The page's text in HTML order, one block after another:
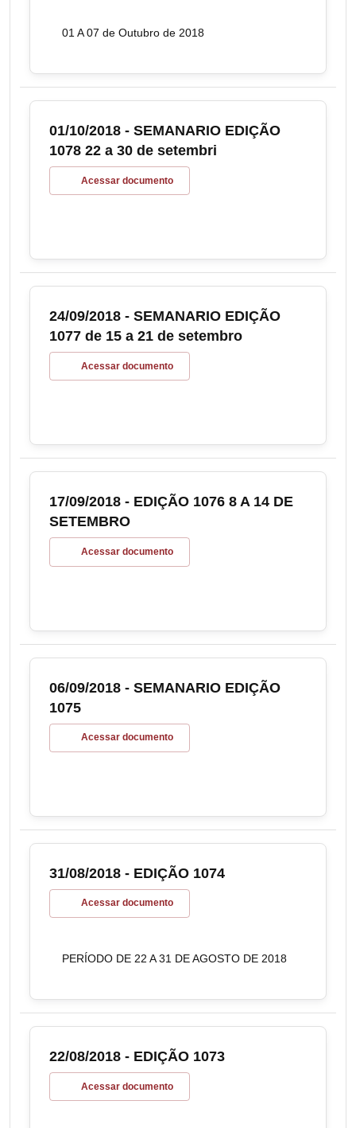
01 A 07 de Outubro de 2018
01/10/2018 - SEMANARIO EDIÇÃO
1078 22 a 30 de setembri
Acessar documento
24/09/2018 - SEMANARIO EDIÇÃO
1077 de 15 a 21 de setembro
Acessar documento
17/09/2018 - EDIÇÃO 1076 8 A 14 DE
SETEMBRO
Acessar documento
06/09/2018 - SEMANARIO EDIÇÃO
1075
Acessar documento
31/08/2018 - EDIÇÃO 1074
Acessar documento
PERÍODO DE 22 A 31 DE AGOSTO DE 2018
22/08/2018 - EDIÇÃO 1073
Acessar documento